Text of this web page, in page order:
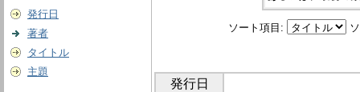
発行日
著者
タイトル
主題
ソート項目:
発行日